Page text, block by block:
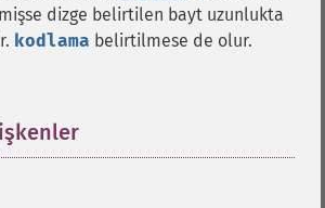
dizge belirtilen bayt uzunlukta
kodlama belirtilmese de olur.